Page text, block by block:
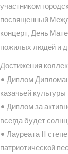
участником
посвященный
концерт, День
пожилых людей и
Достижения
• Диплом
казачьей
• Диплом за
всегда будет
• Лауреата II
патриотической